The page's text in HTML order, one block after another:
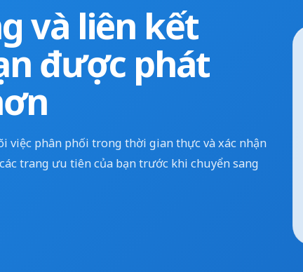
và liên kết
được phát
việc phân phối trong thời gian thực và xác nhận
trang ưu tiên của bạn trước khi chuyển sang